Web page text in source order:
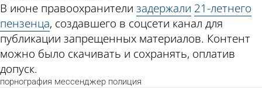
В июне правоохранители задержали 21-летнего
пензенца, создавшего в соцсети канал для
публикации запрещенных материалов. Контент
можно было скачивать и сохранять, оплатив
допуск.
порнография мессенджер полиция